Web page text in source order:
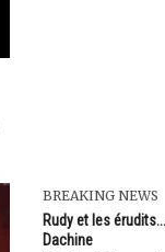
BREAKING NEWS
Rudy et les
Dachine